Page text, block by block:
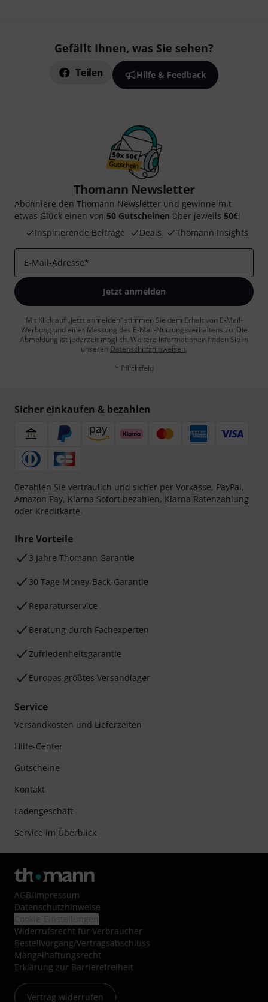
Gefällt Ihnen, was Sie sehen?
Teilen Hilfe & Feedback
Thomann Newsletter
Abonniere den Thomann Newsletter und gewinne mit
etwas Glück einen von 50 Gutscheinen über jeweils 50€!
Inspirierende Beiträge
Deals Thomann Insights
E-Mail-Adresse*
Jetzt anmelden
Mit Klick auf „Jetzt anmelden“ stimmen Sie dem Erhalt von E-Mail-
Werbung und einer Messung des E-Mail-Nutzungsverhaltens zu. Die
Abmeldung ist jederzeit möglich. Weitere Informationen finden Sie in
unseren Datenschutzhinweisen.
* Pflichtfeld
Sicher einkaufen & bezahlen
Bezahlen Sie vertraulich und sicher per Vorkasse, PayPal,
Amazon Pay, Klarna Sofort bezahlen, Klarna Ratenzahlung
oder Kreditkarte.
Ihre Vorteile
3 Jahre Thomann Garantie
30 Tage Money-Back-Garantie
Reparaturservice
Beratung durch Fachexperten
Zufriedenheitsgarantie
Europas größtes Versandlager
Service
Versandkosten und Lieferzeiten
Hilfe-Center
Gutscheine
Kontakt
Ladengeschäft
Service im Überblick
AGB/Impressum
Datenschutzhinweise
Widerrufsrecht für Verbraucher
Bestellvorgang/Vertragsabschluss
Mängelhaftungsrecht
Erklärung zur Barrierefreiheit
Vertrag widerrufen